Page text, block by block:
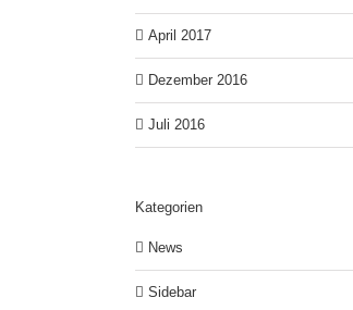
April 2017
Dezember 2016
Juli 2016
Kategorien
News
Sidebar